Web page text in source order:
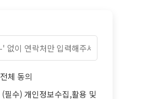
전체 동의
(필수) 개인정보수집,활용 및